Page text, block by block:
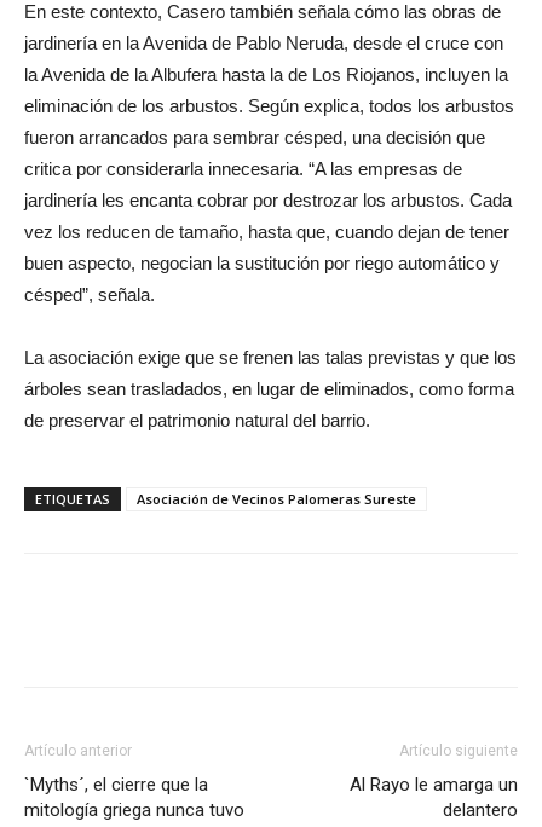
En este contexto, Casero también señala cómo las obras de
jardinería en la Avenida de Pablo Neruda, desde el cruce con
la Avenida de la Albufera hasta la de Los Riojanos, incluyen la
eliminación de los arbustos. Según explica, todos los arbustos
fueron arrancados para sembrar césped, una decisión que
critica por considerarla innecesaria. “A las empresas de
jardinería les encanta cobrar por destrozar los arbustos. Cada
vez los reducen de tamaño, hasta que, cuando dejan de tener
buen aspecto, negocian la sustitución por riego automático y
césped”, señala.
La asociación exige que se frenen las talas previstas y que los
árboles sean trasladados, en lugar de eliminados, como forma
de preservar el patrimonio natural del barrio.
ETIQUETAS Asociación de Vecinos Palomeras Sureste
Artículo anterior
`Myths´, el cierre que la
mitología griega nunca tuvo
Artículo siguiente
Al Rayo le amarga un
delantero